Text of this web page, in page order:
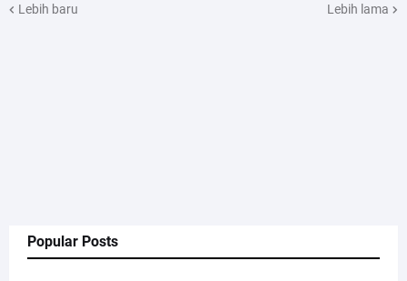
Popular Posts
Lebih baru Lebih lama